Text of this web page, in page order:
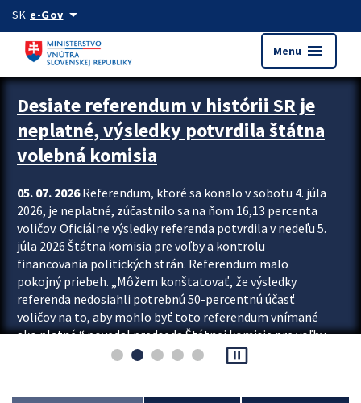
Preskocit na hlavný obsah
SK e-Govarrow_drop_down
Menu menu
Zastavit automatický posun upútavok
Desiate referendum v histórii SR je
neplatné, výsledky potvrdila štátna
volebná komisia
05. 07. 2026Referendum, ktoré sa konalo v sobotu 4. júla
2026, je neplatné, zúčastnilo sa na ňom 16,13 percenta
voličov. Oficiálne výsledky referenda potvrdila v nedeľu 5.
júla 2026 Štátna komisia pre voľby a kontrolu
financovania politických strán. Referendum malo
pokojný priebeh. „Môžem konštatovať, že výsledky
referenda nedosiahli potrebnú 50-percentnú účasť
voličov na to, aby mohlo byť toto referendum vnímané
ako platné,“ povedal predseda Štátnej komisie pre voľby
a kontrolu financovania politických...
pause_presentation